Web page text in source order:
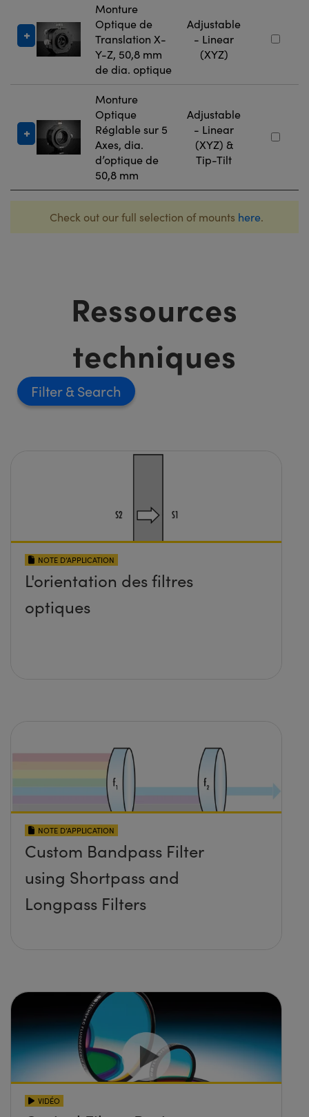
Monture
Optique de
Translation X-
Y-Z, 50,8 mm
de dia. optique
Adjustable
- Linear
(XYZ)
Monture
Optique
Réglable sur 5
Axes, dia.
d’optique de
50,8 mm
Adjustable
- Linear
(XYZ) &
Tip-Tilt
Check out our full selection of mounts here.
Ressources
techniques
Filter
NOTE D’APPLICATION
L'orientation des filtres
optiques
NOTE D’APPLICATION
Custom Bandpass Filter
using Shortpass and
Longpass Filters
VIDÉO